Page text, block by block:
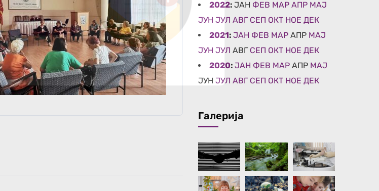
2022: ЈАН ФЕВ МАР АПР МАЈ
ЈУН ЈУЛ АВГ СЕП ОКТ НОЕ ДЕК
2021: ЈАН ФЕВ МАР АПР МАЈ
ЈУН ЈУЛ АВГ СЕП ОКТ НОЕ ДЕК
2020: ЈАН ФЕВ МАР АПР МАЈ
ЈУН ЈУЛ АВГ СЕП ОКТ НОЕ ДЕК
Галерија